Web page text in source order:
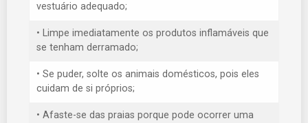
vestuário adequado;
• Limpe imediatamente os produtos inflamáveis que
se tenham derramado;
• Se puder, solte os animais domésticos, pois eles
cuidam de si próprios;
• Afaste-se das praias porque pode ocorrer uma